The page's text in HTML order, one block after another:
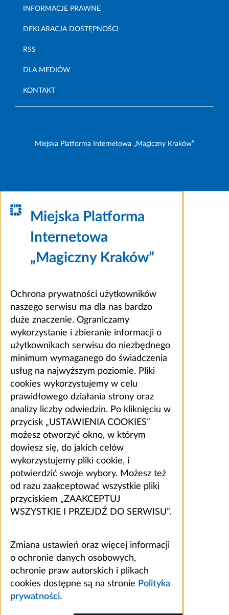
INFORMACJE PRAWNE
DEKLARACJA DOSTĘPNOŚCI
RSS
DLA MEDIÓW
KONTAKT
Miejska Platforma Internetowa „Magiczny Kraków”
Miejska Platforma
Internetowa
„Magiczny Kraków”
Ochrona prywatności użytkowników
naszego serwisu ma dla nas bardzo
duże znaczenie. Ograniczamy
wykorzystanie i zbieranie informacji o
użytkownikach serwisu do niezbędnego
minimum wymaganego do świadczenia
usług na najwyższym poziomie. Pliki
cookies wykorzystujemy w celu
prawidłowego działania strony oraz
analizy liczby odwiedzin. Po kliknięciu w
przycisk „USTAWIENIA COOKIES”
możesz otworzyć okno, w którym
dowiesz się, do jakich celów
wykorzystujemy pliki cookie, i
potwierdzić swoje wybory. Możesz też
od razu zaakceptować wszystkie pliki
przyciskiem „ZAAKCEPTUJ
WSZYSTKIE I PRZEJDŹ DO SERWISU”.
Zmiana ustawień oraz więcej informacji
o ochronie danych osobowych,
ochronie praw autorskich i plikach
cookies dostępne są na stronie Polityka
prywatności.